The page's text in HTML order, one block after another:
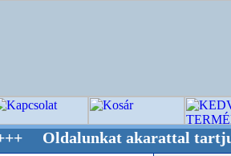
akarattal tartjuk